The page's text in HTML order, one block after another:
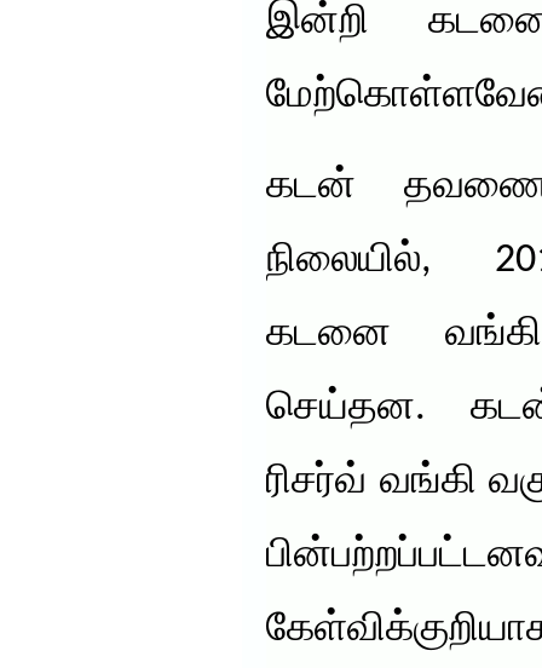
இன்றி
கடன்
நிலையில்,
கடனை
செய்தன. கடன்
ரிசர்வ் வங்கி